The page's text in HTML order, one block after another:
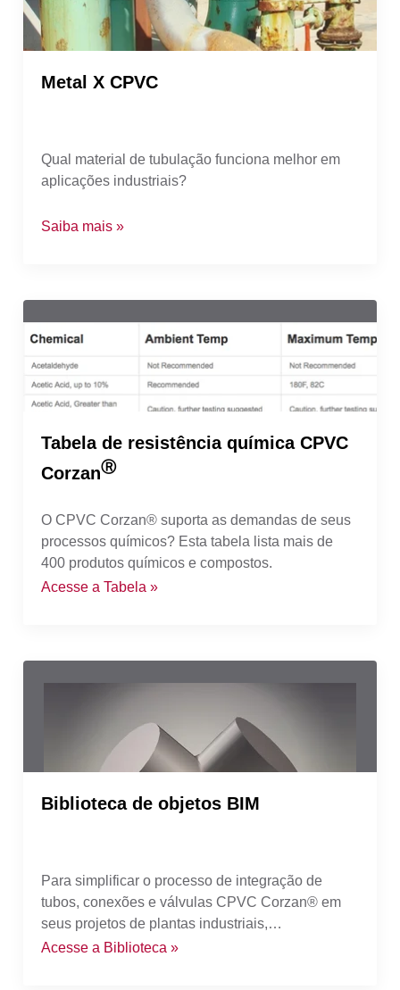
Metal X CPVC
Qual material de tubulação funciona melhor em
aplicações industriais?
Saiba mais »
Tabela de resistência química CPVC
CorzanⓇ
O CPVC Corzan® suporta as demandas de seus
processos químicos? Esta tabela lista mais de
400 produtos químicos e compostos.
Acesse a Tabela »
Biblioteca de objetos BIM
Para simplificar o processo de integração de
tubos, conexões e válvulas CPVC Corzan® em
seus projetos de plantas industriais,
disponibilizamos nossa biblioteca de objetos BIM
Acesse a Biblioteca »